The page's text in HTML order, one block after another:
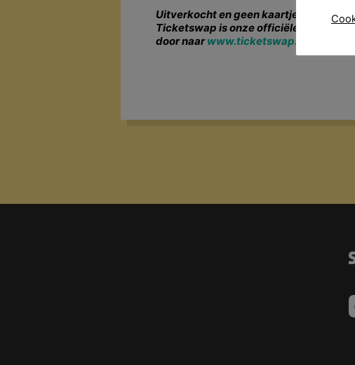
Uitverkocht en geen kaartje kunnen
Ticketswap is onze officiële partner.
door naarwww.ticketswap.nl .